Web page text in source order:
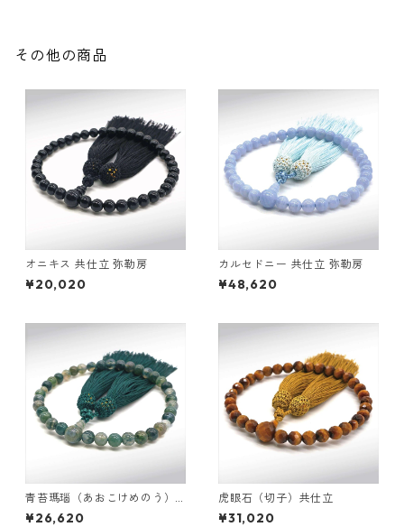
その他の商品
オニキス 共仕立 弥勒房
¥20,020
カルセドニー 共仕立 弥勒房
¥48,620
青苔瑪瑙（あおこけめのう）
共仕立 弥勒房
¥26,620
虎眼石（切子）共仕立
¥31,020